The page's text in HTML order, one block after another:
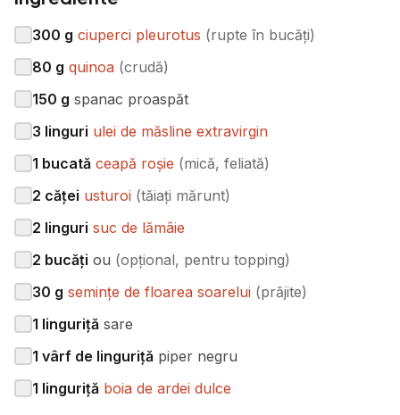
300 g ciuperci pleurotus (rupte în bucăți)
80 g quinoa (crudă)
150 g spanac proaspăt
3 linguri ulei de măsline extravirgin
1 bucată ceapă roșie (mică, feliată)
2 căței usturoi (tăiați mărunt)
2 linguri suc de lămâie
2 bucăți ou (opțional, pentru topping)
30 g semințe de floarea soarelui (prăjite)
1 linguriță sare
1 vârf de linguriță piper negru
1 linguriță boia de ardei dulce